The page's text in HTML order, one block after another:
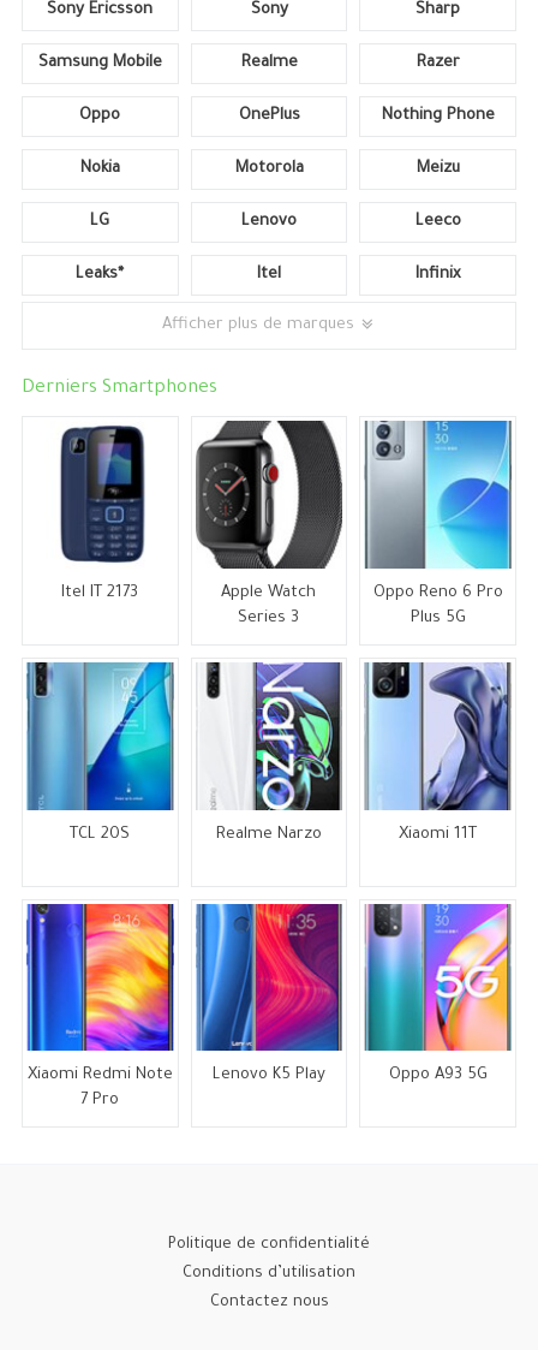
Sony Ericsson Sony Sharp
Samsung Mobile Realme Razer
Oppo OnePlus Nothing Phone
Nokia Motorola Meizu
LG Lenovo Leeco
Leaks* Itel Infinix
Afficher plus de marques
Derniers Smartphones
Itel IT 2173
Apple Watch
Series 3
Oppo Reno 6 Pro
Plus 5G
TCL 20S Realme Narzo Xiaomi 11T
Xiaomi Redmi Note
7 Pro
Lenovo K5 Play Oppo A93 5G
Politique de confidentialité
Conditions d’utilisation
Contactez nous